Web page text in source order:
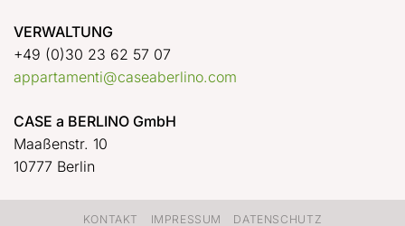
VERWALTUNG
+49 (0)30 23 62 57 07
appartamenti@caseaberlino.com
CASE a BERLINO GmbH
Maaßenstr. 10
10777 Berlin
KONTAKT IMPRESSUM DATENSCHUTZ